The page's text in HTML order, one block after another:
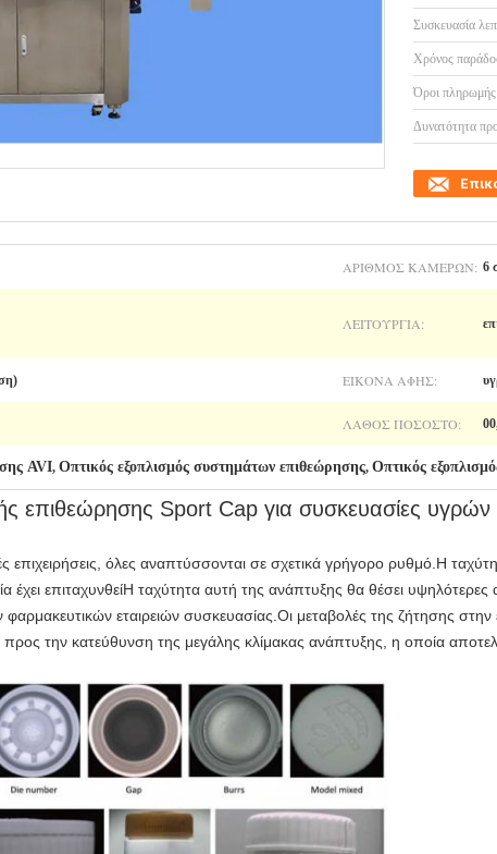
Συσκευασία
Χρόνος
Όροι πληρωμής:
Δυνατότητα
ΑΡΙΘΜΌΣ ΚΑΜΕΡΏΝ: 6
ΛΕΙΤΟΥΡΓΊΑ:
ΕΙΚΌΝΑ ΑΦΉΣ:
ΛΆΘΟΣ ΠΟΣΟΣΤΌ:
AVI, Οπτικός εξοπλισμός συστημάτων επιθεώρησης, Οπτικός
επιθεώρησης Sport Cap για συσκευασίες
επιχειρήσεις, όλες αναπτύσσονται σε σχετικά γρήγορο ρυθμό.Η
επιταχυνθείΗ ταχύτητα αυτή της ανάπτυξης θα θέσει υψηλότερες
φαρμακευτικών εταιρειών συσκευασίας.Οι μεταβολές της ζήτησης
την κατεύθυνση της μεγάλης κλίμακας ανάπτυξης, η οποία